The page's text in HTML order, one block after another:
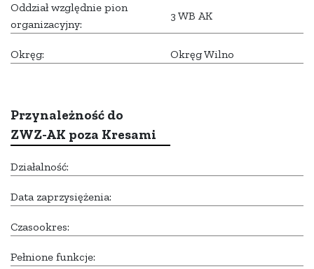
Oddział względnie pion
organizacyjny:
3 WB AK
Okręg: Okręg Wilno
Przynależność do
ZWZ-AK poza Kresami
Działalność:
Data zaprzysiężenia:
Czasookres:
Pełnione funkcje: